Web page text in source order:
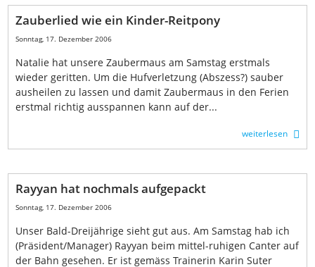
Zauberlied wie ein Kinder-Reitpony
Sonntag, 17. Dezember 2006
Natalie hat unsere Zaubermaus am Samstag erstmals
wieder geritten. Um die Hufverletzung (Abszess?) sauber
ausheilen zu lassen und damit Zaubermaus in den Ferien
erstmal richtig ausspannen kann auf der...
weiterlesen
Rayyan hat nochmals aufgepackt
Sonntag, 17. Dezember 2006
Unser Bald-Dreijährige sieht gut aus. Am Samstag hab ich
(Präsident/Manager) Rayyan beim mittel-ruhigen Canter auf
der Bahn gesehen. Er ist gemäss Trainerin Karin Suter